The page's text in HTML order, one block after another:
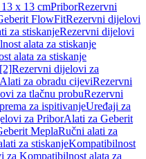
x 13 cmPriborRezervni
FlowFitRezervni dijelovi
za stiskanjeRezervni dijelovi
alata za stiskanje
alata za stiskanje
Rezervni dijelovi za
Alati za obradu cijeviRezervni
za tlačnu probuRezervni
za ispitivanjeUređaji za
za PriborAlati za Geberit
MeplaRučni alati za
za stiskanjeKompatibilnost
za Kompatibilnost alata za